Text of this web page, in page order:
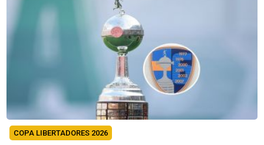
COPA LIBERTADORES 2026